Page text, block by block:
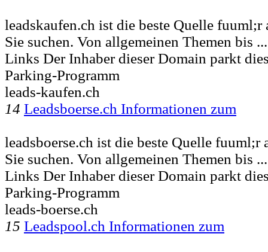
leadskaufen.ch ist die beste Quelle
Sie suchen. Von allgemeinen Themen bis
Links Der Inhaber dieser Domain parkt
Parking-Programm
leads-kaufen.ch
14 Leadsboerse.ch Informationen zum
leadsboerse.ch ist die beste Quelle
Sie suchen. Von allgemeinen Themen bis
Links Der Inhaber dieser Domain parkt
Parking-Programm
leads-boerse.ch
15 Leadspool.ch Informationen zum